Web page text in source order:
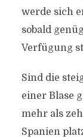
werde sich
sobald
Verfügung
Sind die
einer Blase
mehr als
Spanien